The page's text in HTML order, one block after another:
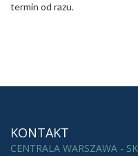
termin od razu.
KONTAKT
CENTRALA WARSZAWA -